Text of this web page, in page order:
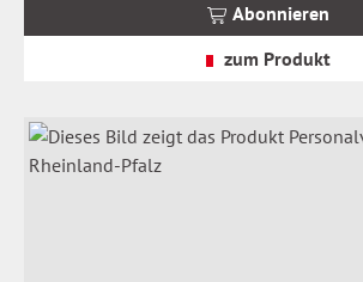
Abonnieren
zum Produkt